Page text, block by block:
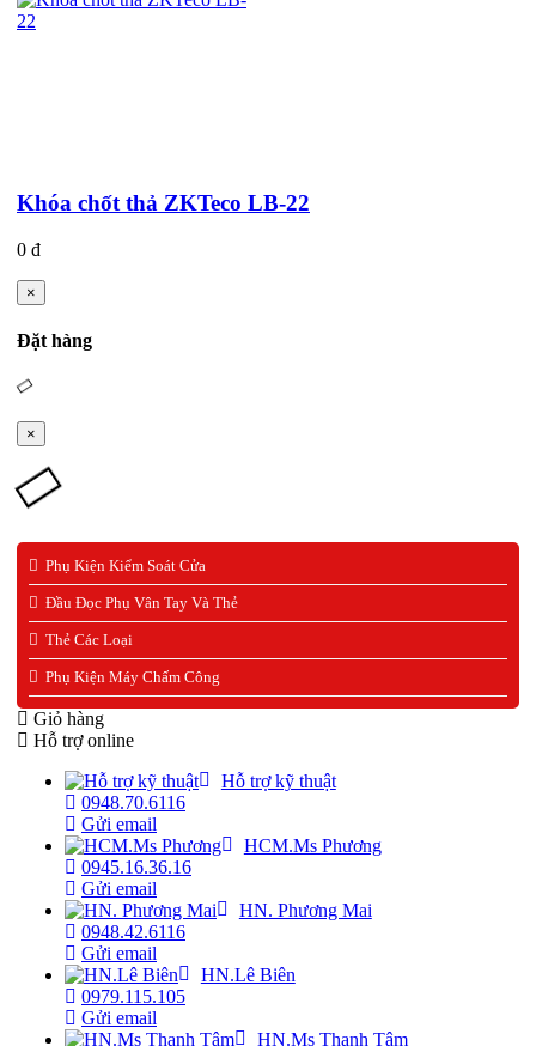
Khóa chốt thả ZKTeco LB-22
0 đ
×
Đặt hàng
×
Phụ Kiện Kiểm Soát Cửa
Đầu Đọc Phụ Vân Tay Và Thẻ
Thẻ Các Loại
Phụ Kiện Máy Chấm Công
Giỏ hàng
Hỗ trợ online
Hỗ trợ kỹ thuật
0948.70.6116
Gửi email
HCM.Ms Phương
0945.16.36.16
Gửi email
HN. Phương Mai
0948.42.6116
Gửi email
HN.Lê Biên
0979.115.105
Gửi email
HN.Ms Thanh Tâm